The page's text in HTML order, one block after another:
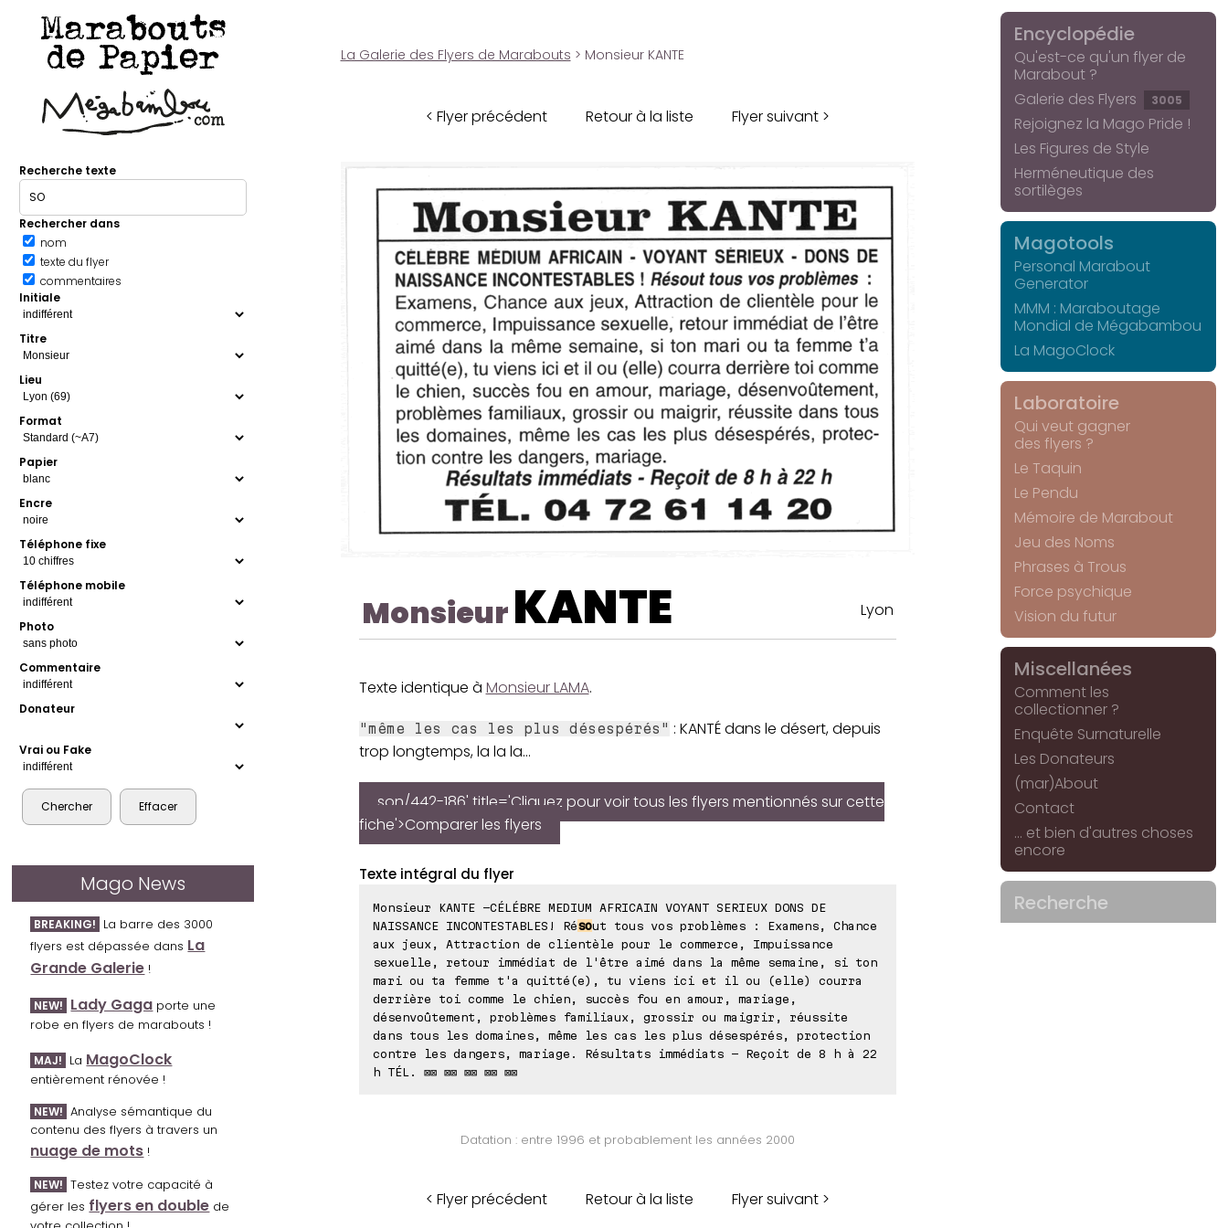
Marabouts
de Papier
Recherche texte
Rechercher dans
nom
texte du flyer
commentaires
Initiale
Titre
Lieu
Format
Papier
Encre
Téléphone fixe
Téléphone mobile
Photo
Commentaire
Donateur
Vrai ou Fake
Mago News
BREAKING! La barre des 3000
flyers est dépassée dans La
Grande Galerie !
NEW! Lady Gaga porte une
robe en flyers de marabouts !
MAJ! La MagoClock
entièrement rénovée !
NEW! Analyse sémantique du
contenu des flyers à travers un
nuage de mots !
NEW! Testez votre capacité à
gérer les flyers en double de
La Galerie des Flyers de Marabouts > Monsieur KANTE
< Flyer précédent Retour à la liste Flyer suivant >
MonsieurKANTE Lyon
Texte identique à Monsieur LAMA.
"même les cas les plus désespérés" : KANTÉ dans le désert, depuis
trop longtemps, la la la...
son/442-186' title='Cliquez pour voir tous les flyers mentionnés sur cette
fiche'>Comparer les flyers
Texte intégral du flyer
Monsieur KANTE -CÉLÉBRE MEDIUM AFRICAIN VOYANT SERIEUX DONS DE
NAISSANCE INCONTESTABLES! Résout tous vos problèmes : Examens, Chance
aux jeux, Attraction de clientèle pour le commerce, Impuissance
sexuelle, retour immédiat de l'être aimé dans la même semaine, si ton
mari ou ta femme t'a quitté(e), tu viens ici et il ou (elle) courra
derrière toi comme le chien, succès fou en amour, mariage,
désenvoûtement, problèmes familiaux, grossir ou maigrir, réussite
dans tous les domaines, même les cas les plus désespérés, protection
contre les dangers, mariage. Résultats immédiats - Reçoit de 8 h à 22
h TÉL. ⊠⊠ ⊠⊠ ⊠⊠ ⊠⊠ ⊠⊠
Datation : entre 1996 et probablement les années 2000
< Flyer précédent Retour à la liste Flyer suivant >
Encyclopédie
Qu'est-ce qu'un flyer de
Marabout ?
Galerie des Flyers
3005
Rejoignez la Mago Pride !
Les Figures de Style
Herméneutique des
sortilèges
Magotools
Personal Marabout
Generator
MMM : Maraboutage
Mondial de Mégabambou
La MagoClock
Laboratoire
Qui veut gagner
des flyers ?
Le Taquin
Le Pendu
Mémoire de Marabout
Jeu des Noms
Phrases à Trous
Force psychique
Vision du futur
Miscellanées
Comment les
collectionner ?
Enquête Surnaturelle
Les Donateurs
(mar)About
Contact
... et bien d'autres choses
encore
Recherche